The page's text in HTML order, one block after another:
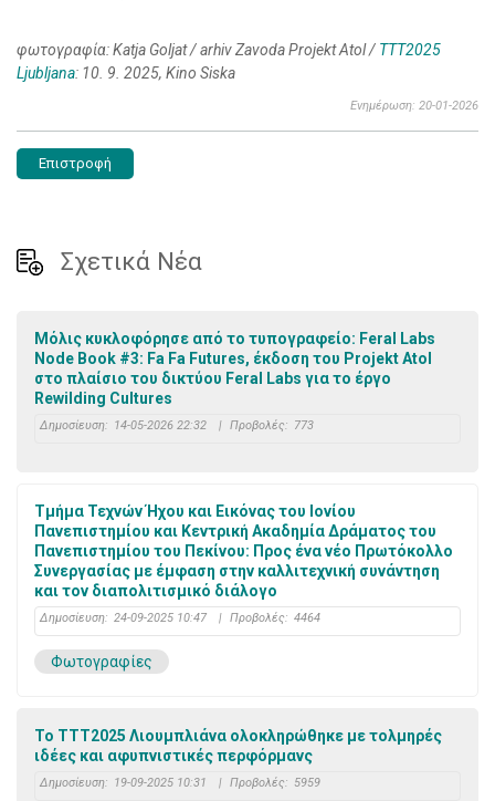
φωτογραφία: Katja Goljat / arhiv Zavoda Projekt Atol / TTT2025
Ljubljana: 10. 9. 2025, Kino Siska
Ενημέρωση: 20-01-2026
Επιστροφή
Σχετικά Νέα
Μόλις κυκλοφόρησε από το τυπογραφείο: Feral Labs
Node Book #3: Fa Fa Futures, έκδοση του Projekt Atol
στο πλαίσιο του δικτύου Feral Labs για το έργο
Rewilding Cultures
Δημοσίευση: 14-05-2026 22:32 | Προβολές: 773
Τμήμα Τεχνών Ήχου και Εικόνας του Ιονίου
Πανεπιστημίου και Κεντρική Ακαδημία Δράματος του
Πανεπιστημίου του Πεκίνου: Προς ένα νέο Πρωτόκολλο
Συνεργασίας με έμφαση στην καλλιτεχνική συνάντηση
και τον διαπολιτισμικό διάλογο
Δημοσίευση: 24-09-2025 10:47 | Προβολές: 4464
Φωτογραφίες
Το TTT2025 Λιουμπλιάνα ολοκληρώθηκε με τολμηρές
ιδέες και αφυπνιστικές περφόρμανς
Δημοσίευση: 19-09-2025 10:31 | Προβολές: 5959